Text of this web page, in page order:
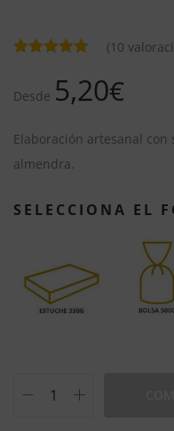
(10
Desde 5,20€
Elaboración artesanal con
almendra.
SELECCIONA EL